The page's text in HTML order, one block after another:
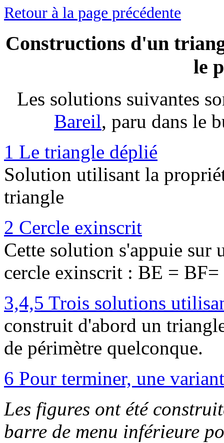
Retour à la page précédente
Constructions d'un
le
Les solutions suivantes
Bareil, paru dans le
1 Le triangle déplié
Solution utilisant la
triangle
2 Cercle exinscrit
Cette solution s'appuie sur
cercle exinscrit : BE =
3,4,5 Trois solutions
construit d'abord un
de périmètre quelconque.
6 Pour terminer, une
Les figures ont été
barre de menu inférieure